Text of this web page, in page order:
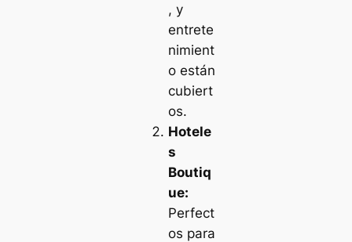
, y
entrete
nimient
o están
cubiert
os.
Hotele
s
Boutiq
ue:
Perfect
os para